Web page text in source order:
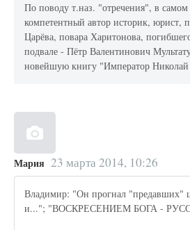
По поводу т.наз. "отречения", в
компетентный автор историк, юрист,
Царёва, повара Харитонова,
подвале - Пётр Валентинович
новейшую книгу "Император
Мария 23 марта 2014, 10:26
Владимир: "Он прогнал "предавших"
и..."; "ВОСКРЕСЕНИЕМ БОГА -